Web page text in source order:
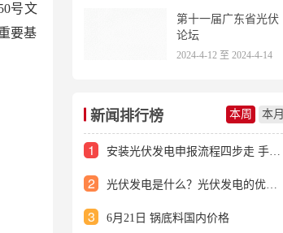
号文
要基
第十一届广东省光伏
论坛
2024-4-12 至 2024-4-14
新闻排行榜 本周 本月
1 安装光伏发电申报流程四步走 手把手教你装起光伏电站
2 光伏发电是什么？光伏发电的优缺点有哪些？
3 6月21日 锅底料国内价格